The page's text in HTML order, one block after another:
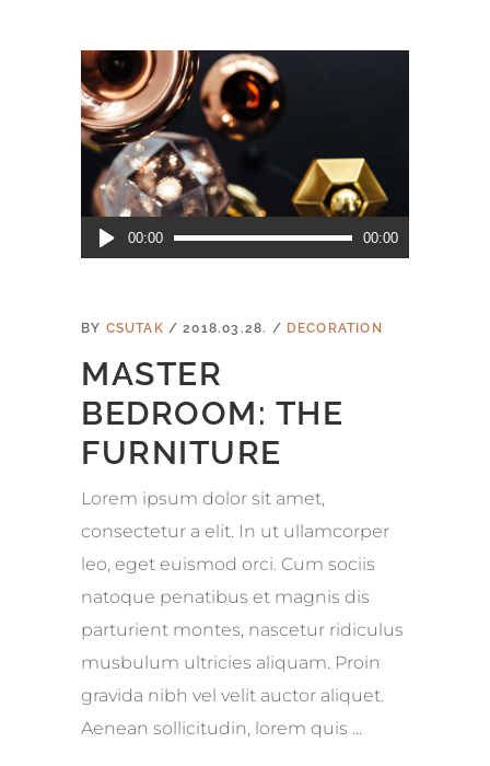
Audió
lejátszó
00:00 00:00
BY CSUTAK 2018.03.28. DECORATION
MASTER
BEDROOM: THE
FURNITURE
Lorem ipsum dolor sit amet,
consectetur a elit. In ut ullamcorper
leo, eget euismod orci. Cum sociis
natoque penatibus et magnis dis
parturient montes, nascetur ridiculus
musbulum ultricies aliquam. Proin
gravida nibh vel velit auctor aliquet.
Aenean sollicitudin, lorem quis